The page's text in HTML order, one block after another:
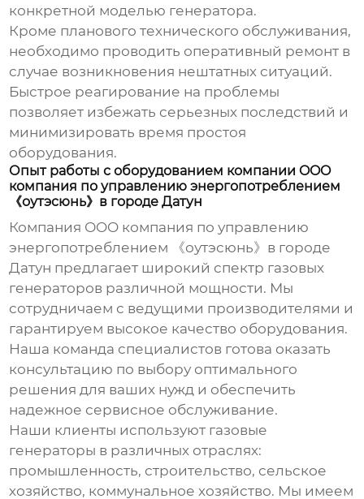
конкретной моделью генератора.
Кроме планового технического обслуживания,
необходимо проводить оперативный ремонт в
случае возникновения нештатных ситуаций.
Быстрое реагирование на проблемы
позволяет избежать серьезных последствий и
минимизировать время простоя
оборудования.
Опыт работы с оборудованием компании OOO
компания по управлению энергопотреблением
《оутэсюнь》в городе Датун
Компания ОOO компания по управлению
энергопотреблением 《оутэсюнь》в городе
Датун предлагает широкий спектр газовых
генераторов различной мощности. Мы
сотрудничаем с ведущими производителями и
гарантируем высокое качество оборудования.
Наша команда специалистов готова оказать
консультацию по выбору оптимального
решения для ваших нужд и обеспечить
надежное сервисное обслуживание.
Наши клиенты используют газовые
генераторы в различных отраслях:
промышленность, строительство, сельское
хозяйство, коммунальное хозяйство. Мы имеем